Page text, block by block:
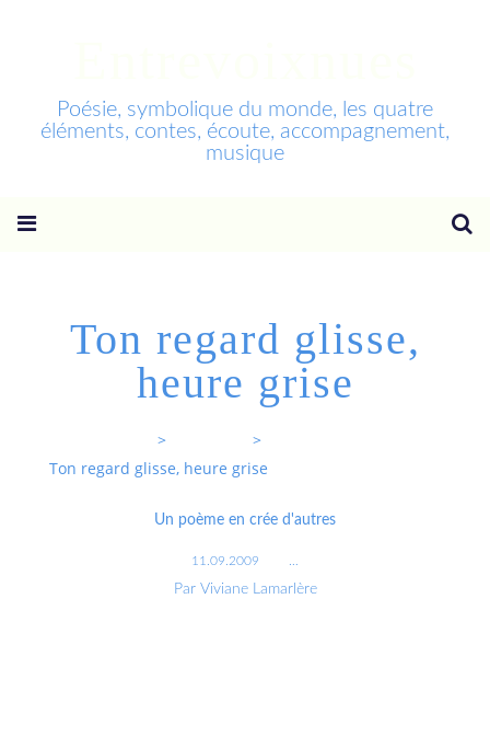
Poésie, symbolique du monde, les quatre
éléments, contes, écoute, accompagnement,
musique
Ton regard glisse,
heure grise
>
>
Ton regard glisse, heure grise
Un poème en crée d'autres
11.09.2009
Par Viviane Lamarlère